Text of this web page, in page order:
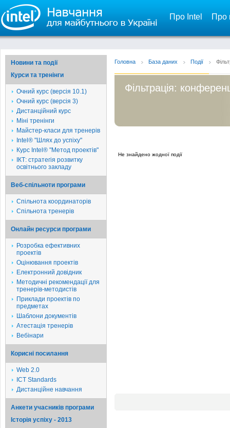
Про Intel Про
Новини та події
Курси та тренінги
Очний курс (версія 10.1)
Очний курс (версія 3)
Дистанційний курс
Міні тренінги
Майстер-класи для тренерів
Intel® "Шлях до успіху"
Курс Intel® "Метод проектів"
ІКТ: стратегія розвитку
освітнього закладу
Веб-спільноти програми
Спільнота координаторів
Спільнота тренерів
Онлайн ресурси програми
Розробка ефективних
проектів
Оцінювання проектів
Електронний довідник
Методичні рекомендації для
тренерів-методистів
Приклади проектів по
предметах
Шаблони документів
Атестація тренерів
Вебінари
Корисні посилання
Web 2.0
ICT Standards
Дистанційне навчання
Анкети учасників програми
Історія успіху - 2013
Головна База даних Події
Фільтрація:
Не знайдено жодної події